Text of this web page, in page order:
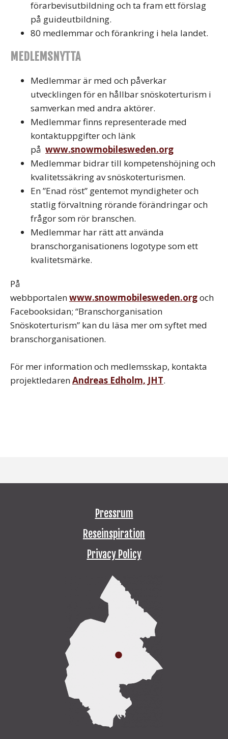
förarbevisutbildning och ta fram ett förslag
på guideutbildning.
80 medlemmar och förankring i hela landet.
MEDLEMSNYTTA
Medlemmar är med och påverkar
utvecklingen för en hållbar snöskoterturism i
samverkan med andra aktörer.
Medlemmar finns representerade med
kontaktuppgifter och länk
på www.snowmobilesweden.org
Medlemmar bidrar till kompetenshöjning och
kvalitetssäkring av snöskoterturismen.
En ”Enad röst” gentemot myndigheter och
statlig förvaltning rörande förändringar och
frågor som rör branschen.
Medlemmar har rätt att använda
branschorganisationens logotype som ett
kvalitetsmärke.
På
webbportalenwww.snowmobilesweden.orgoch
Facebooksidan; “Branschorganisation
Snöskoterturism” kan du läsa mer om syftet med
branschorganisationen.
För mer information och medlemsskap, kontakta
projektledarenAndreas Edholm, JHT.
Pressrum
Reseinspiration
Privacy Policy